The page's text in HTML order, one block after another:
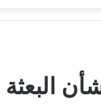
البعثة